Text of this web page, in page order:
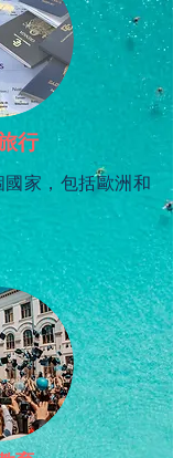
行
家，包括歐洲和